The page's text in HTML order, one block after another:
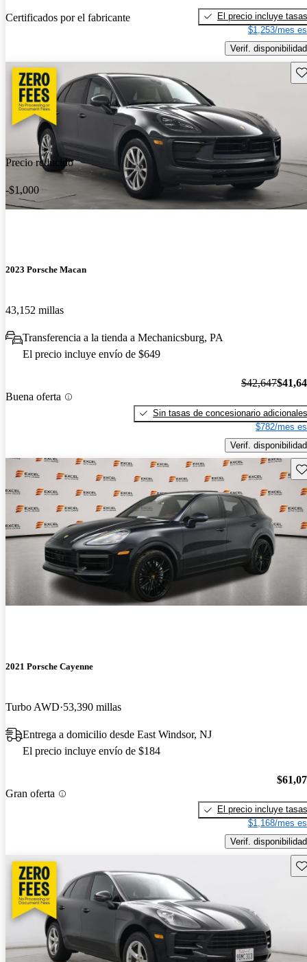
Certificados por el fabricante
El precio incluye tasas
$1,253/mes
Verif. disponibilidad
Precio reducido
-$1,000
2023 Porsche Macan
43,152 millas
Transferencia a la tienda a Mechanicsburg, PA
El precio incluye envío de $649
Buena oferta
$42,647
Sin tasas de concesionario adicionales
$782/mes
Verif. disponibilidad
2021 Porsche Cayenne
Turbo AWD 53,390 millas
Entrega a domicilio desde East Windsor, NJ
El precio incluye envío de $184
Gran oferta
El precio incluye tasas
$1,168/mes
Verif. disponibilidad